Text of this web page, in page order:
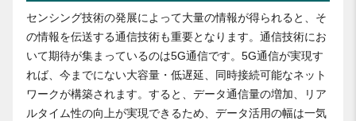
センシング技術の発展によって大量の情報が得られると、そ
の情報を伝送する通信技術も重要となります。通信技術にお
いて期待が集まっているのは5G通信です。5G通信が実現す
れば、今までにない大容量・低遅延、同時接続可能なネット
ワークが構築されます。すると、データ通信量の増加、リア
ルタイム性の向上が実現できるため、データ活用の幅は一気